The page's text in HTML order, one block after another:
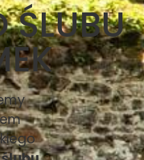
ŚLUBU